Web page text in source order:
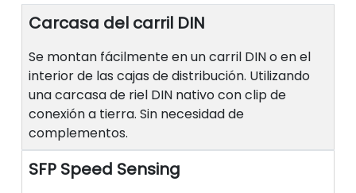
Carcasa del carril DIN
Se montan fácilmente en un carril DIN o en el
interior de las cajas de distribución. Utilizando
una carcasa de riel DIN nativo con clip de
conexión a tierra. Sin necesidad de
complementos.
SFP Speed Sensing